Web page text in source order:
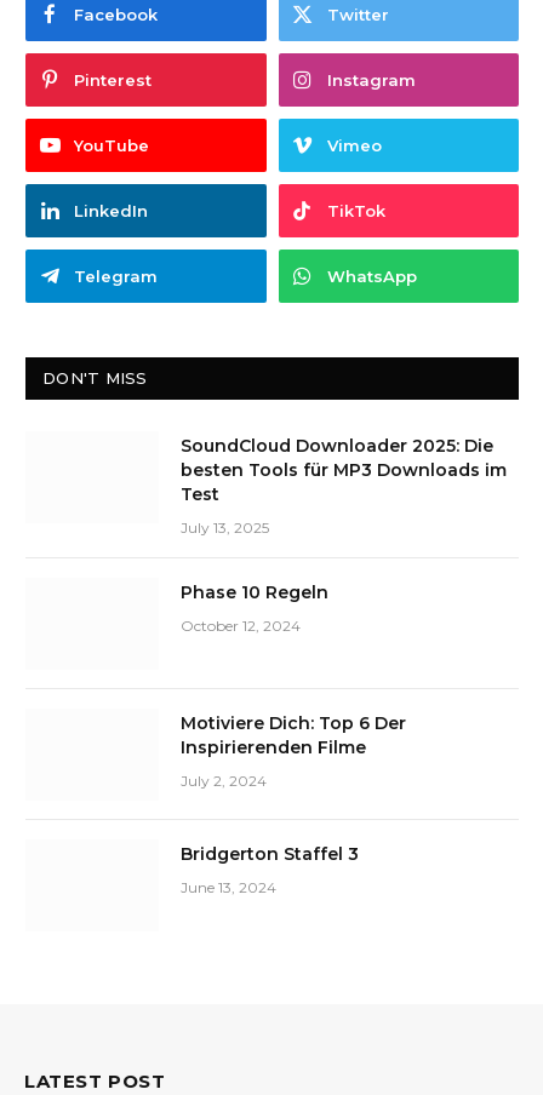
Facebook Twitter
Pinterest Instagram
YouTube Vimeo
LinkedIn TikTok
Telegram WhatsApp
DON'T MISS
SoundCloud Downloader 2025: Die
besten Tools für MP3 Downloads im
Test
July 13, 2025
Phase 10 Regeln
October 12, 2024
Motiviere Dich: Top 6 Der
Inspirierenden Filme
July 2, 2024
Bridgerton Staffel 3
June 13, 2024
LATEST POST